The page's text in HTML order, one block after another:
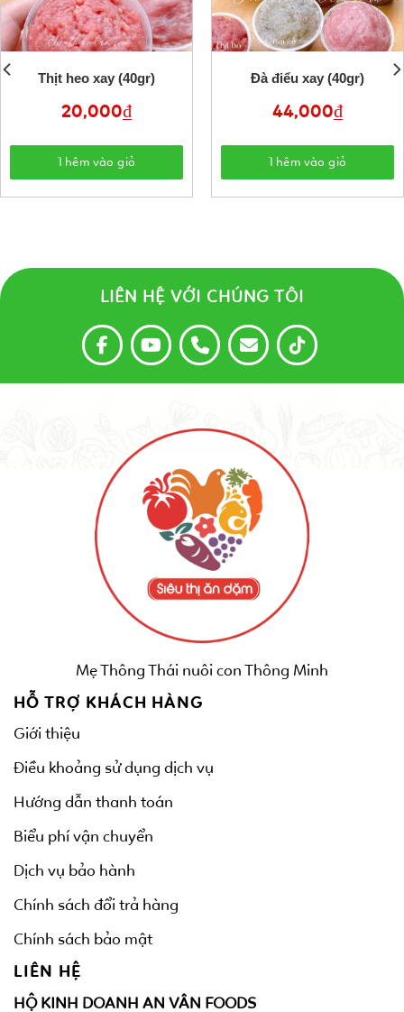
Thịt heo xay (40gr)
20,000₫
Thêm vào giỏ
Đà điểu xay (40gr)
44,000₫
Thêm vào giỏ
LIÊN HỆ VỚI CHÚNG TÔI
Mẹ Thông Thái nuôi con Thông Minh
HỖ TRỢ KHÁCH HÀNG
Giới thiệu
Điều khoảng sử dụng dịch vụ
Hướng dẫn thanh toán
Biểu phí vận chuyển
Dịch vụ bảo hành
Chính sách đổi trả hàng
Chính sách bảo mật
LIÊN HỆ
HỘ KINH DOANH AN VÂN FOODS